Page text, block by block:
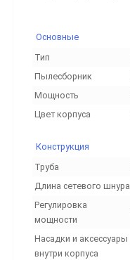
Основные
Тип
Пылесборник
Мощность
Цвет корпуса
Конструкция
Труба
Длина сетевого шнура
Регулировка
мощности
Насадки и аксессуары
внутри корпуса